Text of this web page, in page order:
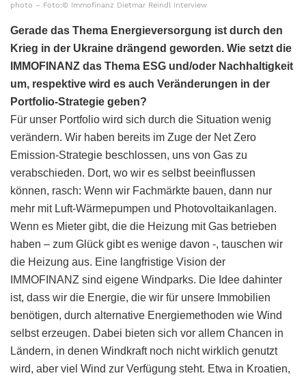
photo – Foto:© Immofinanz Dietmar Reindl Interview
Gerade das Thema Energieversorgung ist durch den
Krieg in der Ukraine drängend geworden. Wie setzt die
IMMOFINANZ das Thema ESG und/oder Nachhaltigkeit
um, respektive wird es auch Veränderungen in der
Portfolio-Strategie geben?
Für unser Portfolio wird sich durch die Situation wenig
verändern. Wir haben bereits im Zuge der Net Zero
Emission-Strategie beschlossen, uns von Gas zu
verabschieden. Dort, wo wir es selbst beeinflussen
können, rasch: Wenn wir Fachmärkte bauen, dann nur
mehr mit Luft-Wärmepumpen und Photovoltaikanlagen.
Wenn es Mieter gibt, die die Heizung mit Gas betrieben
haben – zum Glück gibt es wenige davon -, tauschen wir
die Heizung aus. Eine langfristige Vision der
IMMOFINANZ sind eigene Windparks. Die Idee dahinter
ist, dass wir die Energie, die wir für unsere Immobilien
benötigen, durch alternative Energiemethoden wie Wind
selbst erzeugen. Dabei bieten sich vor allem Chancen in
Ländern, in denen Windkraft noch nicht wirklich genutzt
wird, aber viel Wind zur Verfügung steht. Etwa in Kroatien,